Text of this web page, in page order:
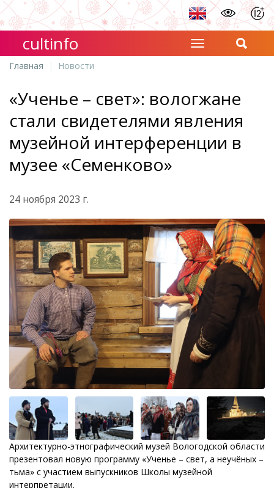
cultinfo
Главная Новости
«Ученье – свет»: вологжане
стали свидетелями явления
музейной интерференции в
музее «Семенково»
24 ноября 2023 г.
Архитектурно-этнографический музей Вологодской области
презентовал новую программу «Ученье – свет, а неучёных –
тьма» с участием выпускников Школы музейной
интерпретации.